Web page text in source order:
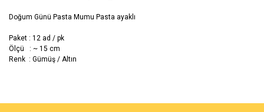
Doğum Günü Pasta Mumu Pasta ayaklı
Paket : 12 ad / pk
Ölçü : ~ 15 cm
Renk : Gümüş / Altın